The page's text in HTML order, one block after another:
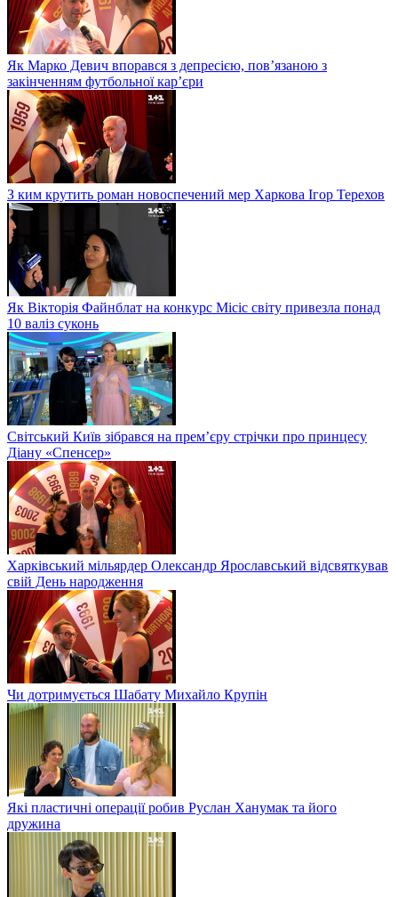
Як Марко Девич впорався з депресією, пов’язаною з
закінченням футбольної кар’єри
З ким крутить роман новоспечений мер Харкова Ігор Терехов
Як Вікторія Файнблат на конкурс Місіс світу привезла понад
10 валіз суконь
Світський Київ зібрався на прем’єру стрічки про принцесу
Діану «Спенсер»
Харківський мільярдер Олександр Ярославський відсвяткував
свій День народження
Чи дотримується Шабату Михайло Крупін
Які пластичні операції робив Руслан Ханумак та його
дружина